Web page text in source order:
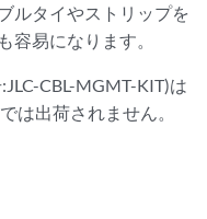
ルタイやストリップを
容易になります。
CBL-MGMT-KIT)は
は出荷されません。